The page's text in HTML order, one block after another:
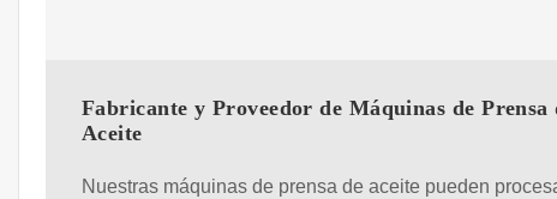
Fabricante y Proveedor de Máquinas de Prensa
Aceite
Nuestras máquinas de prensa de aceite pueden